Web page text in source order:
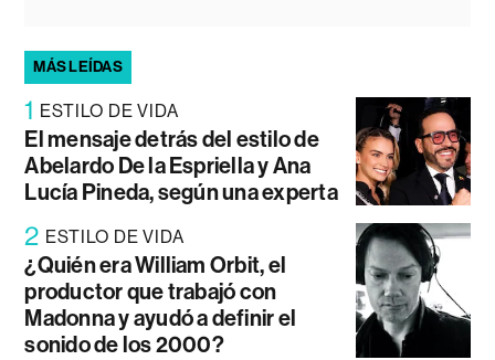
MÁS LEÍDAS
1 ESTILO DE VIDA
El mensaje detrás del estilo de
Abelardo De la Espriella y Ana
Lucía Pineda, según una experta
2 ESTILO DE VIDA
¿Quién era William Orbit, el
productor que trabajó con
Madonna y ayudó a definir el
sonido de los 2000?